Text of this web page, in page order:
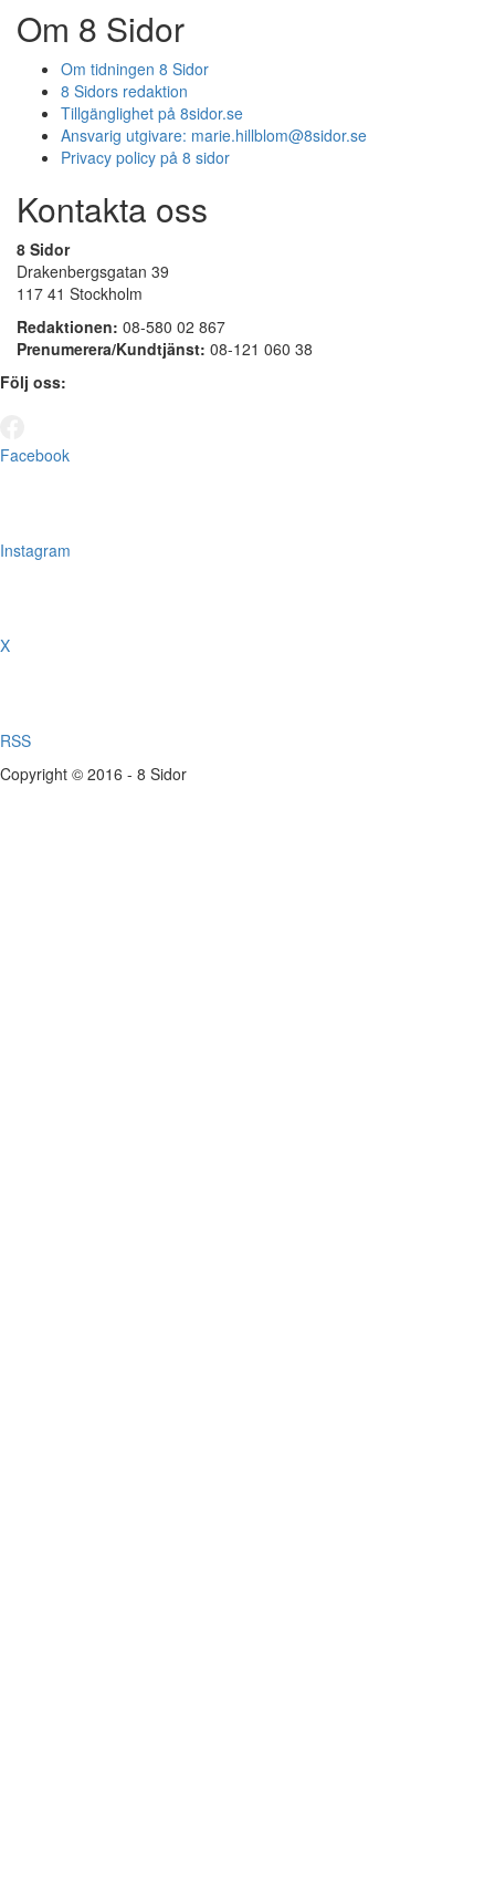
Om 8 Sidor
Om tidningen 8 Sidor
8 Sidors redaktion
Tillgänglighet på 8sidor.se
Ansvarig utgivare: marie.hillblom@8sidor.se
Privacy policy på 8 sidor
Kontakta oss
8 Sidor
Drakenbergsgatan 39
117 41 Stockholm
Redaktionen: 08-580 02 867
Prenumerera/Kundtjänst: 08-121 060 38
Följ oss:
Facebook
Instagram
X
RSS
Copyright © 2016 - 8 Sidor